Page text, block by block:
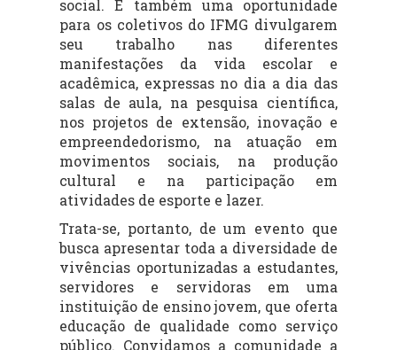
social. É também uma oportunidade
para os coletivos do IFMG divulgarem
seu trabalho nas diferentes
manifestações da vida escolar e
acadêmica, expressas no dia a dia das
salas de aula, na pesquisa científica,
nos projetos de extensão, inovação e
empreendedorismo, na atuação em
movimentos sociais, na produção
cultural e na participação em
atividades de esporte e lazer.
Trata-se, portanto, de um evento que
busca apresentar toda a diversidade de
vivências oportunizadas a estudantes,
servidores e servidoras em uma
instituição de ensino jovem, que oferta
educação de qualidade como serviço
público. Convidamos a comunidade a